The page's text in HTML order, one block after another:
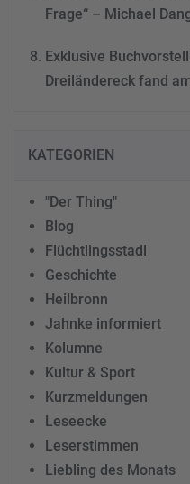
Frage“ – Michael
Exklusive
Dreiländereck fand
KATEGORIEN
"Der Thing"
Blog
Flüchtlingsstadl
Geschichte
Heilbronn
Jahnke informiert
Kolumne
Kultur & Sport
Kurzmeldungen
Leseecke
Leserstimmen
Liebling des Monats